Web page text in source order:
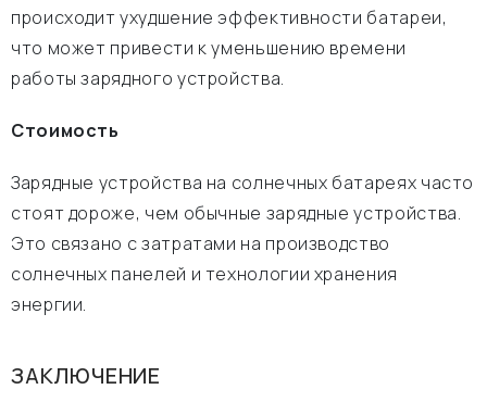
происходит ухудшение эффективности батареи,
что может привести к уменьшению времени
работы зарядного устройства.
Стоимость
Зарядные устройства на солнечных батареях часто
стоят дороже, чем обычные зарядные устройства.
Это связано с затратами на производство
солнечных панелей и технологии хранения
энергии.
ЗАКЛЮЧЕНИЕ